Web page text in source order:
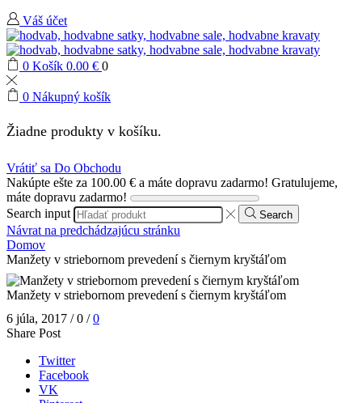
Váš účet
0 Košík 0.00 € 0
0 Nákupný košík
Žiadne produkty v košíku.
Vrátiť sa Do Obchodu
Nakúpte ešte za 100.00 € a máte dopravu zadarmo! Gratulujeme,
máte dopravu zadarmo!
Search input
Search
Návrat na predchádzajúcu stránku
Domov
Manžety v striebornom prevedení s čiernym kryštáľom
Manžety v striebornom prevedení s čiernym kryštáľom
6 júla, 2017 / 0 / 0
Share Post
Twitter
Facebook
VK